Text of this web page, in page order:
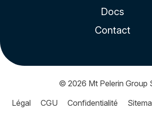
Docs
Contact
© 2026 Mt Pelerin Group
Légal
CGU Confidentialité